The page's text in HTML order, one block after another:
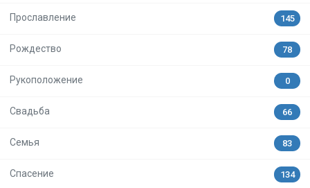
Прославление 145
Рождество 78
Рукоположение 0
Свадьба 66
Семья 83
Спасение 134